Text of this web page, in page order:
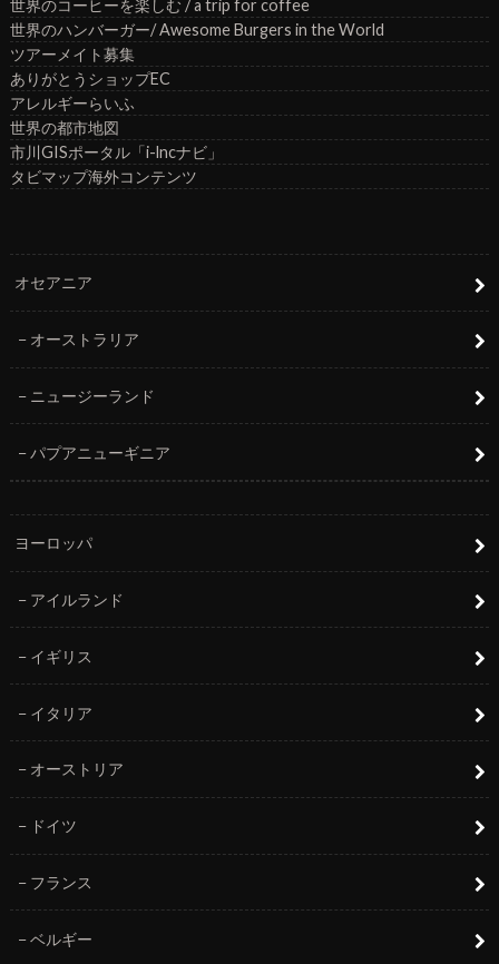
世界のコーヒーを楽しむ / a trip for coffee
世界のハンバーガー/ Awesome Burgers in the World
ツアーメイト募集
ありがとうショップEC
アレルギーらいふ
世界の都市地図
市川GISポータル「i-lncナビ」
タビマップ海外コンテンツ
オセアニア
オーストラリア
ニュージーランド
パプアニューギニア
ヨーロッパ
アイルランド
イギリス
イタリア
オーストリア
ドイツ
フランス
ベルギー